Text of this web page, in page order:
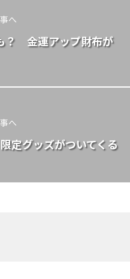
へ
？ 金運アップ財布が
へ
定グッズがついてくる